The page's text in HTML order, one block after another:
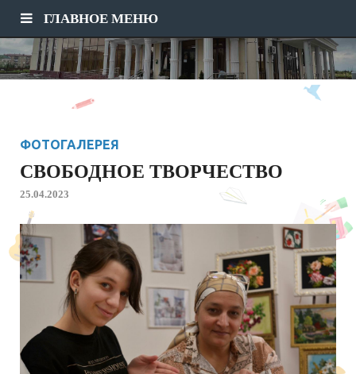
ГЛАВНОЕ МЕНЮ
ФОТОГАЛЕРЕЯ
СВОБОДНОЕ ТВОРЧЕСТВО
25.04.2023